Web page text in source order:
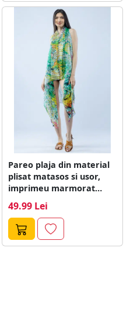
Pareo plaja din material
plisat matasos si usor,
imprimeu marmorat
49.99 Lei